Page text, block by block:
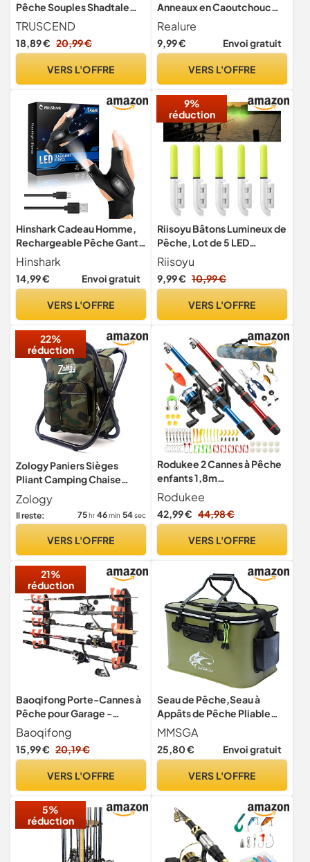
Pêche Souples Shadtale
avec Hameçons BKK, Easy
Catch : Vibrante pour Plus
de Touches, Leurre à Queue
Brochets, Truites, Silure,
Famille
TRUSCEND
18,89 € 20,99 €
VERS L'OFFRE
Anneaux en Caoutchouc
Rouge et Jaune 2 Leurres à
Pellets
Realure
9,99 € Envoi gratuit
VERS L'OFFRE
Hinshark Cadeau Homme,
Rechargeable Pêche Gants
LED, Gadget Insolite Utile
Hinshark
14,99 € Envoi gratuit
VERS L'OFFRE
9%
réduction
Riisoyu Bâtons Lumineux de
Pêche, Lot de 5 LED
Cloches de pêche bâtons
Lumineux de pêche
détecteur de Touche
avec Boucle pour la pêche
Riisoyu
9,99 € 10,99 €
VERS L'OFFRE
22%
réduction
Zology Paniers Sièges
Pliant Camping Chaise
Tabouret Sac à Dos avec
Refroidisseur Isolé Sac de
Pique-Nique Camouflage
Portable Randonnée Siège
Zology
Il reste: 75 hr 46 min 53sec
VERS L'OFFRE
Rodukee 2 Cannes à Pêche
enfants 1,8m
Télescopiques, Kit
Complet débutants avec
Moulinet 5,2:1, Leurres,
Transport, Mer Lac, Kit
Garçons & Filles
Rodukee
42,99 € 44,98 €
VERS L'OFFRE
21%
réduction
Baoqifong Porte-Cannes à
Pêche pour Garage -
Porte-,Gain de Place à
Libération Rapide
Organisation Horizontale
Baoqifong
15,99 € 20,19 €
VERS L'OFFRE
Seau de Pêche,Seau à
Appâts de Pêche Pliable
Portable,Conteneur
d'appâts de Pêche Vivants
Multifonctionnel, Sac de
Plein air et Seau de
Poisson(Armée verte, 23L)
MMSGA
25,80 € Envoi gratuit
VERS L'OFFRE
5%
réduction